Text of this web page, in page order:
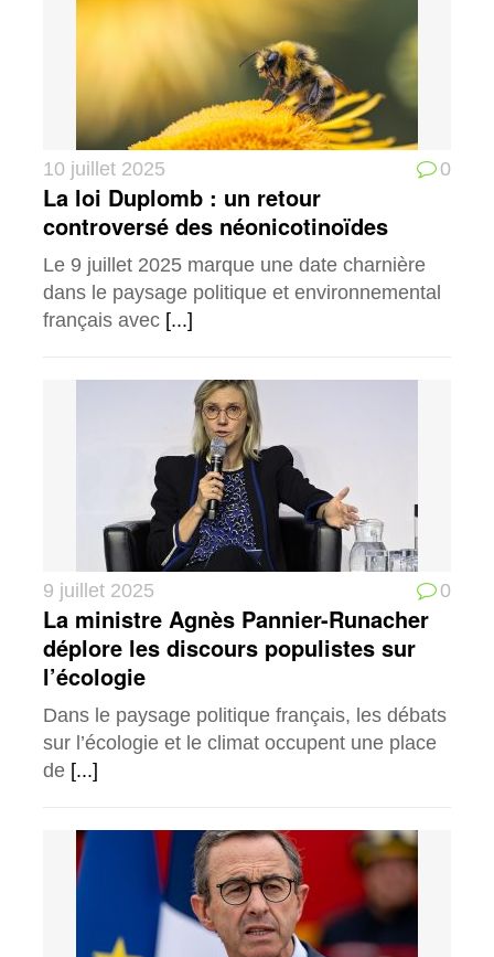
10 juillet 2025 0
La loi Duplomb : un retour
controversé des néonicotinoïdes
Le 9 juillet 2025 marque une date charnière
dans le paysage politique et environnemental
français avec [...]
9 juillet 2025 0
La ministre Agnès Pannier-Runacher
déplore les discours populistes sur
l’écologie
Dans le paysage politique français, les débats
sur l’écologie et le climat occupent une place
de [...]